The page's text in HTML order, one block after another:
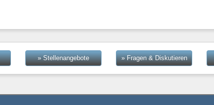
» Stellenangebote » Fragen & Diskutieren